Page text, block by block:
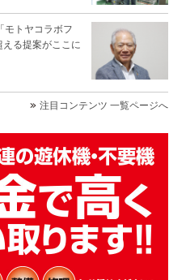
モトヤコラボフ
える提案がここに
注目コンテンツ 一覧ページへ